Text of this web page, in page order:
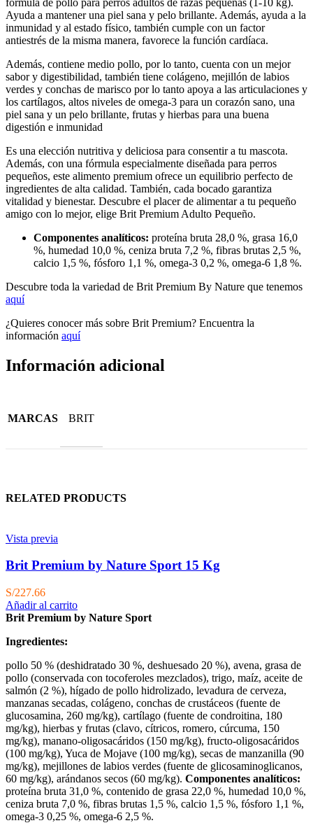
fórmula de pollo para perros adultos de razas pequeñas (1-10 kg).
Ayuda a mantener una piel sana y pelo brillante. Además, ayuda a la
inmunidad y al estado físico, también cumple con un factor
antiestrés de la misma manera, favorece la función cardíaca.
Además, contiene medio pollo, por lo tanto, cuenta con un mejor
sabor y digestibilidad, también tiene colágeno, mejillón de labios
verdes y conchas de marisco por lo tanto apoya a las articulaciones y
los cartílagos, altos niveles de omega-3 para un corazón sano, una
piel sana y un pelo brillante, frutas y hierbas para una buena
digestión e inmunidad
Es una elección nutritiva y deliciosa para consentir a tu mascota.
Además, con una fórmula especialmente diseñada para perros
pequeños, este alimento premium ofrece un equilibrio perfecto de
ingredientes de alta calidad. También, cada bocado garantiza
vitalidad y bienestar. Descubre el placer de alimentar a tu pequeño
amigo con lo mejor, elige Brit Premium Adulto Pequeño.
Componentes analíticos: proteína bruta 28,0 %, grasa 16,0
%, humedad 10,0 %, ceniza bruta 7,2 %, fibras brutas 2,5 %,
calcio 1,5 %, fósforo 1,1 %, omega-3 0,2 %, omega-6 1,8 %.
Descubre toda la variedad de Brit Premium By Nature que tenemos
aquí
¿Quieres conocer más sobre Brit Premium? Encuentra la
información aquí
Información adicional
MARCAS BRIT
RELATED PRODUCTS
Vista previa
Brit Premium by Nature Sport 15 Kg
S/227.66
Añadir al carrito
Brit Premium by Nature Sport
Ingredientes:
pollo 50 % (deshidratado 30 %, deshuesado 20 %), avena, grasa de
pollo (conservada con tocoferoles mezclados), trigo, maíz, aceite de
salmón (2 %), hígado de pollo hidrolizado, levadura de cerveza,
manzanas secadas, colágeno, conchas de crustáceos (fuente de
glucosamina, 260 mg/kg), cartílago (fuente de condroitina, 180
mg/kg), hierbas y frutas (clavo, cítricos, romero, cúrcuma, 150
mg/kg), manano-oligosacáridos (150 mg/kg), fructo-oligosacáridos
(100 mg/kg), Yuca de Mojave (100 mg/kg), secas de manzanilla (90
mg/kg), mejillones de labios verdes (fuente de glicosaminoglicanos,
60 mg/kg), arándanos secos (60 mg/kg). Componentes analíticos:
proteína bruta 31,0 %, contenido de grasa 22,0 %, humedad 10,0 %,
ceniza bruta 7,0 %, fibras brutas 1,5 %, calcio 1,5 %, fósforo 1,1 %,
omega-3 0,25 %, omega-6 2,5 %.